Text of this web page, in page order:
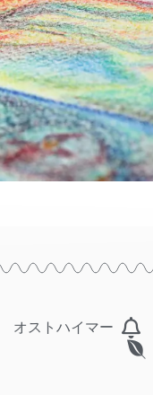
オストハイマー